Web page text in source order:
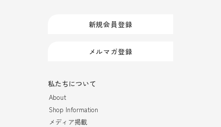
新規会員登録
メルマガ登録
私たちについて
About
Shop Information
メディア掲載